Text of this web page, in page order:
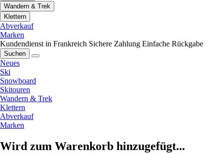
Wandern & Trek
Klettern
Abverkauf
Marken
Kundendienst in Frankreich Sichere Zahlung Einfache Rückgabe
Suchen
Neues
Ski
Snowboard
Skitouren
Wandern & Trek
Klettern
Abverkauf
Marken
Wird zum Warenkorb hinzugefügt...